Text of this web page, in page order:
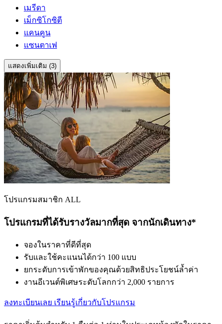
เมรีดา
เม็กซิโกซิตี
แคนคูน
แซนตาเฟ
แสดงเพิ่มเติม (3)
โปรแกรมสมาชิก ALL
โปรแกรมที่ได้รับรางวัลมากที่สุด จากนักเดินทาง*
จองในราคาที่ดีที่สุด
รับและใช้คะแนนได้กว่า 100 แบบ
ยกระดับการเข้าพักของคุณด้วยสิทธิประโยชน์ล้ำค่า
งานอีเวนต์พิเศษระดับโลกกว่า 2,000 รายการ
ลงทะเบียนเลย เรียนรู้เกี่ยวกับโปรแกรม